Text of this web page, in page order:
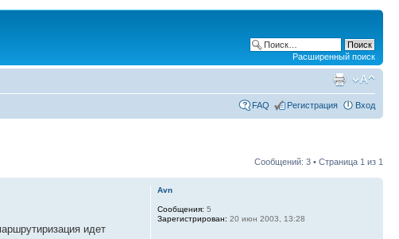
Расширенный поиск
FAQ Регистрация Вход
Сообщений: 3 • Страница 1 из 1
идет
Avn
Сообщения: 5
Зарегистрирован: 20 июн 2003, 13:28